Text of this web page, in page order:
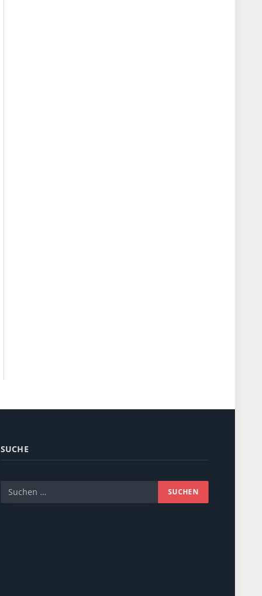
SUCHE